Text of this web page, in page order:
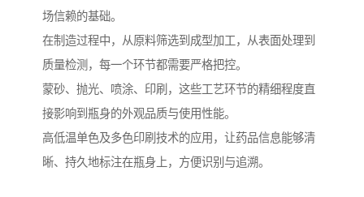
场信赖的基础。
在制造过程中，从原料筛选到成型加工，从表面处理到
质量检测，每一个环节都需要严格把控。
蒙砂、抛光、喷涂、印刷，这些工艺环节的精细程度直
接影响到瓶身的外观品质与使用性能。
高低温单色及多色印刷技术的应用，让药品信息能够清
晰、持久地标注在瓶身上，方便识别与追溯。